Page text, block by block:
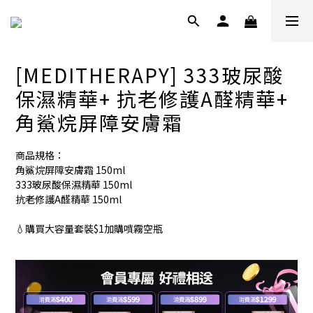
[MEDITHERAPY] 333玻尿酸
保濕精華+ 抗老修護A醛精華+
角鯊烷屏障安膚霜
商品規格：
角鯊烷屏障安膚霜 150ml
333玻尿酸保濕精華 150ml
抗老修護A醛精華 150ml
💧購買大容量套裝$1加購噴霧空瓶